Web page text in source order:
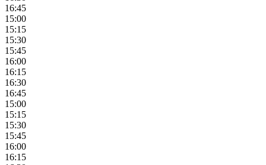
16:45
15:00
15:15
15:30
15:45
16:00
16:15
16:30
16:45
15:00
15:15
15:30
15:45
16:00
16:15